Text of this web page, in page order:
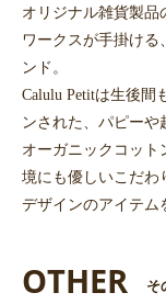
オリジナル雑貨製品
ワークスが手掛ける
ンド。
Calulu Petitは生後間
ンされた、パピーや
オーガニックコッ
境にも優しいこだわ
デザインのアイテム
OTHER そ